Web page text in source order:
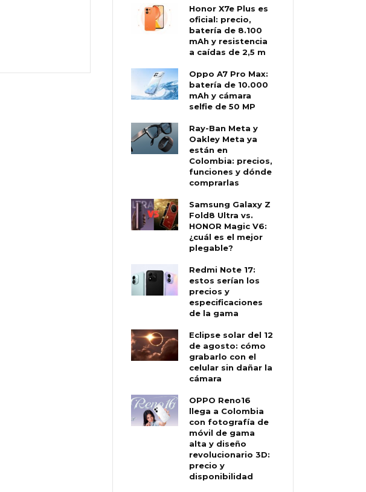
Honor X7e Plus es
oficial: precio,
batería de 8.100
mAh y resistencia
a caídas de 2,5 m
Oppo A7 Pro Max:
batería de 10.000
mAh y cámara
selfie de 50 MP
Ray-Ban Meta y
Oakley Meta ya
están en
Colombia: precios,
funciones y dónde
comprarlas
Samsung Galaxy Z
Fold8 Ultra vs.
HONOR Magic V6:
¿cuál es el mejor
plegable?
Redmi Note 17:
estos serían los
precios y
especificaciones
de la gama
Eclipse solar del 12
de agosto: cómo
grabarlo con el
celular sin dañar la
cámara
OPPO Reno16
llega a Colombia
con fotografía de
móvil de gama
alta y diseño
revolucionario 3D:
precio y
disponibilidad